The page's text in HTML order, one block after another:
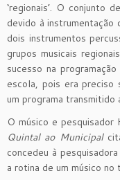
‘regionais’. O conjunto
devido à instrumentação
dois instrumentos
grupos musicais
sucesso na
escola, pois era preciso
um programa transmitido
O músico e pesquisador
Quintal ao Municipal
concedeu à
a rotina de um músico no